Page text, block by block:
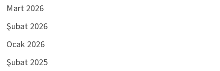
Mart 2026
Şubat 2026
Ocak 2026
Şubat 2025